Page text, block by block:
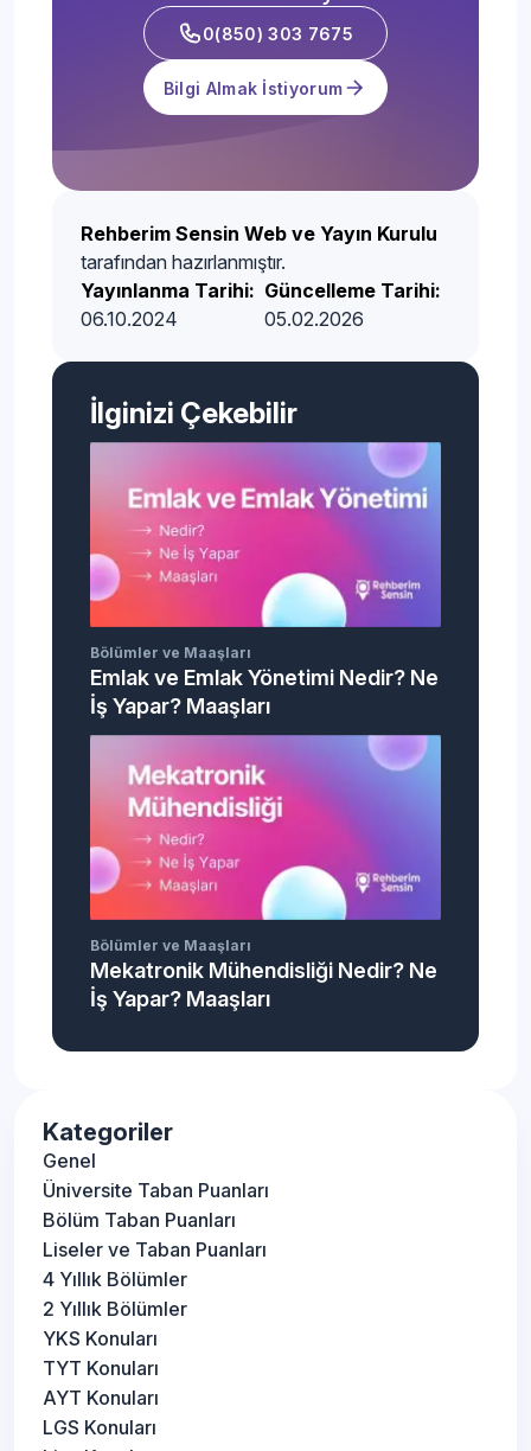
0(850) 303 7675
Bilgi Almak İstiyorum
Rehberim Sensin Web ve Yayın Kurulu
tarafından hazırlanmıştır.
Yayınlanma Tarihi:
06.10.2024
Güncelleme Tarihi:
05.02.2026
İlginizi Çekebilir
Bölümler ve Maaşları
Emlak ve Emlak Yönetimi Nedir? Ne
İş Yapar? Maaşları
Bölümler ve Maaşları
Mekatronik Mühendisliği Nedir? Ne
İş Yapar? Maaşları
Kategoriler
Genel
Üniversite Taban Puanları
Bölüm Taban Puanları
Liseler ve Taban Puanları
4 Yıllık Bölümler
2 Yıllık Bölümler
YKS Konuları
TYT Konuları
AYT Konuları
LGS Konuları